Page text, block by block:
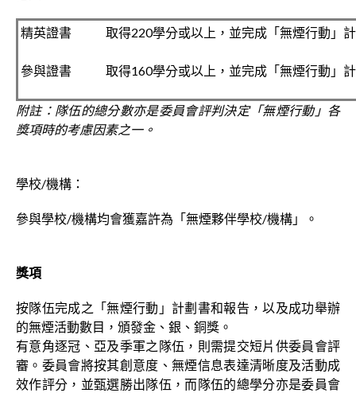
精英證書 取得220學分或以上，並完成「無煙行動」
參與證書 取得160學分或以上，並完成「無煙行動」
附註：隊伍的總分數亦是委員會評判決定「無煙行動」各
獎項時的考慮因素之一。
學校/機構：
參與學校/機構均會獲嘉許為「無煙夥伴學校/機構」。
獎項
按隊伍完成之「無煙行動」計劃書和報告，以及成功舉辦
的無煙活動數目，頒發金、銀、銅獎。
有意角逐冠、亞及季軍之隊伍，則需提交短片供委員會評
審。委員會將按其創意度、無煙信息表達清晰度及活動成
效作評分，並甄選勝出隊伍，而隊伍的總學分亦是委員會